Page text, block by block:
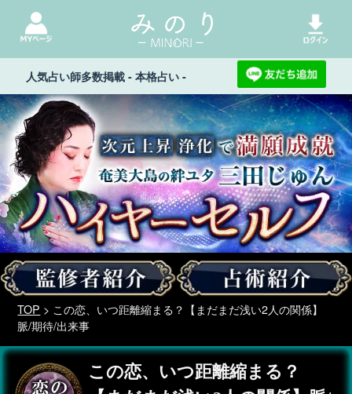
人気占い師多数掲載 - 本格占い -
TOP > この恋、いつ距離縮まる？【まだまだ浅い2人の関係】
脈/期待/出来事
この恋、いつ距離縮まる？